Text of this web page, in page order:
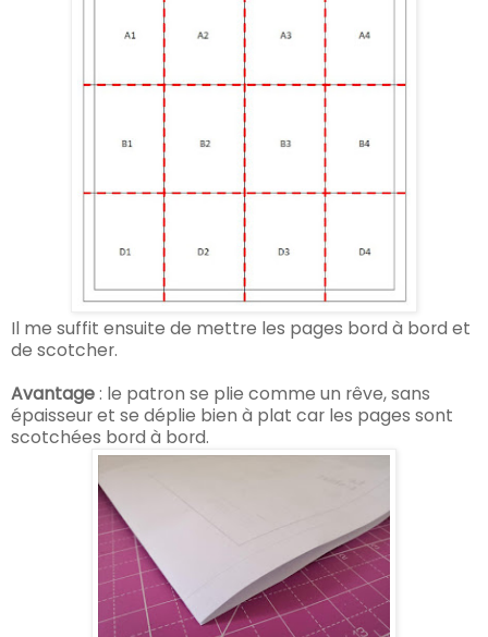
Il me suffit ensuite de mettre les pages bord à bord et
de scotcher.
Avantage: le patron se plie comme un rêve, sans
épaisseur et se déplie bien à plat car les pages sont
scotchées bord à bord.